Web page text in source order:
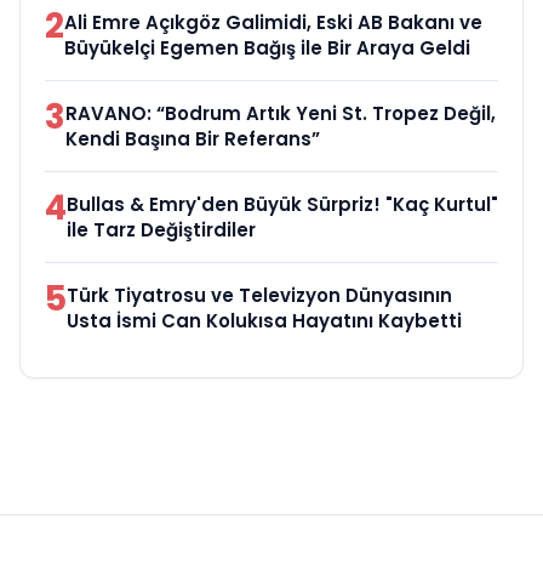
2Ali Emre Açıkgöz Galimidi, Eski AB Bakanı ve
Büyükelçi Egemen Bağış ile Bir Araya Geldi
3RAVANO: “Bodrum Artık Yeni St. Tropez Değil,
Kendi Başına Bir Referans”
4Bullas & Emry'den Büyük Sürpriz! "Kaç Kurtul"
ile Tarz Değiştirdiler
5Türk Tiyatrosu ve Televizyon Dünyasının
Usta İsmi Can Kolukısa Hayatını Kaybetti